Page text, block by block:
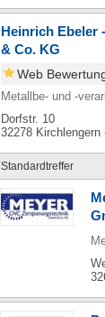
Heinrich Ebeler
& Co. KG
Web
Metallbe- und -
Dorfstr. 10
32278 Kirchlengern
Standardtreffer